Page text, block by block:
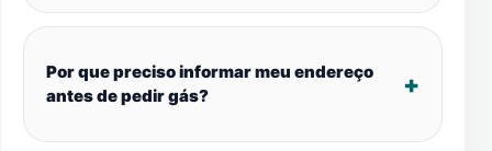
Por que preciso informar meu endereço
antes de pedir gás?